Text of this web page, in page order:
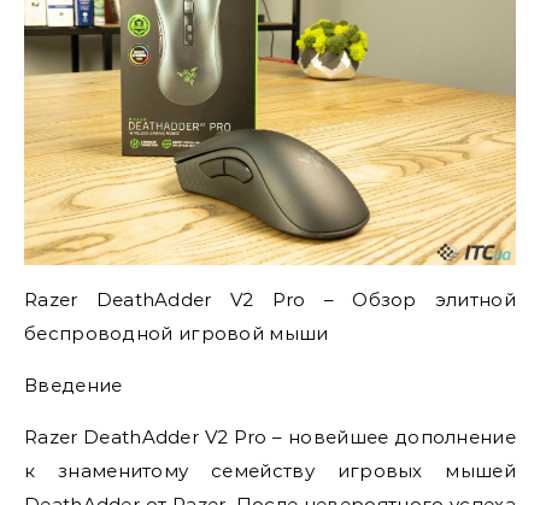
Razer DeathAdder V2 Pro – Обзор элитной
беспроводной игровой мыши
Введение
Razer DeathAdder V2 Pro – новейшее дополнение
к знаменитому семейству игровых мышей